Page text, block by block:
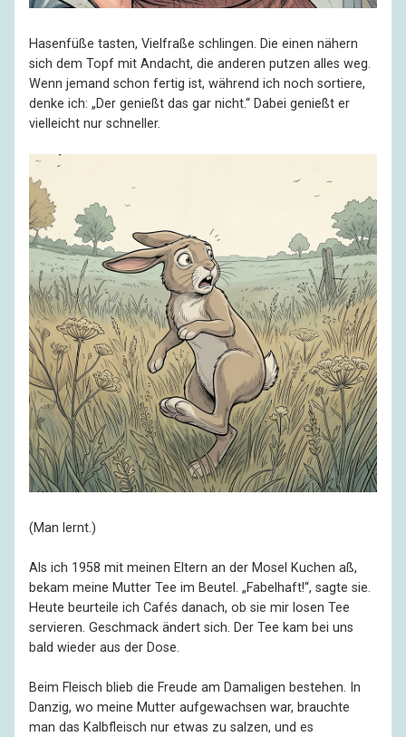
Hasenfüße tasten, Vielfraße schlingen. Die einen nähern
sich dem Topf mit Andacht, die anderen putzen alles weg.
Wenn jemand schon fertig ist, während ich noch sortiere,
denke ich: „Der genießt das gar nicht.“ Dabei genießt er
vielleicht nur schneller.
(Man lernt.)
Als ich 1958 mit meinen Eltern an der Mosel Kuchen aß,
bekam meine Mutter Tee im Beutel. „Fabelhaft!“, sagte sie.
Heute beurteile ich Cafés danach, ob sie mir losen Tee
servieren. Geschmack ändert sich. Der Tee kam bei uns
bald wieder aus der Dose.
Beim Fleisch blieb die Freude am Damaligen bestehen. In
Danzig, wo meine Mutter aufgewachsen war, brauchte
man das Kalbfleisch nur etwas zu salzen, und es